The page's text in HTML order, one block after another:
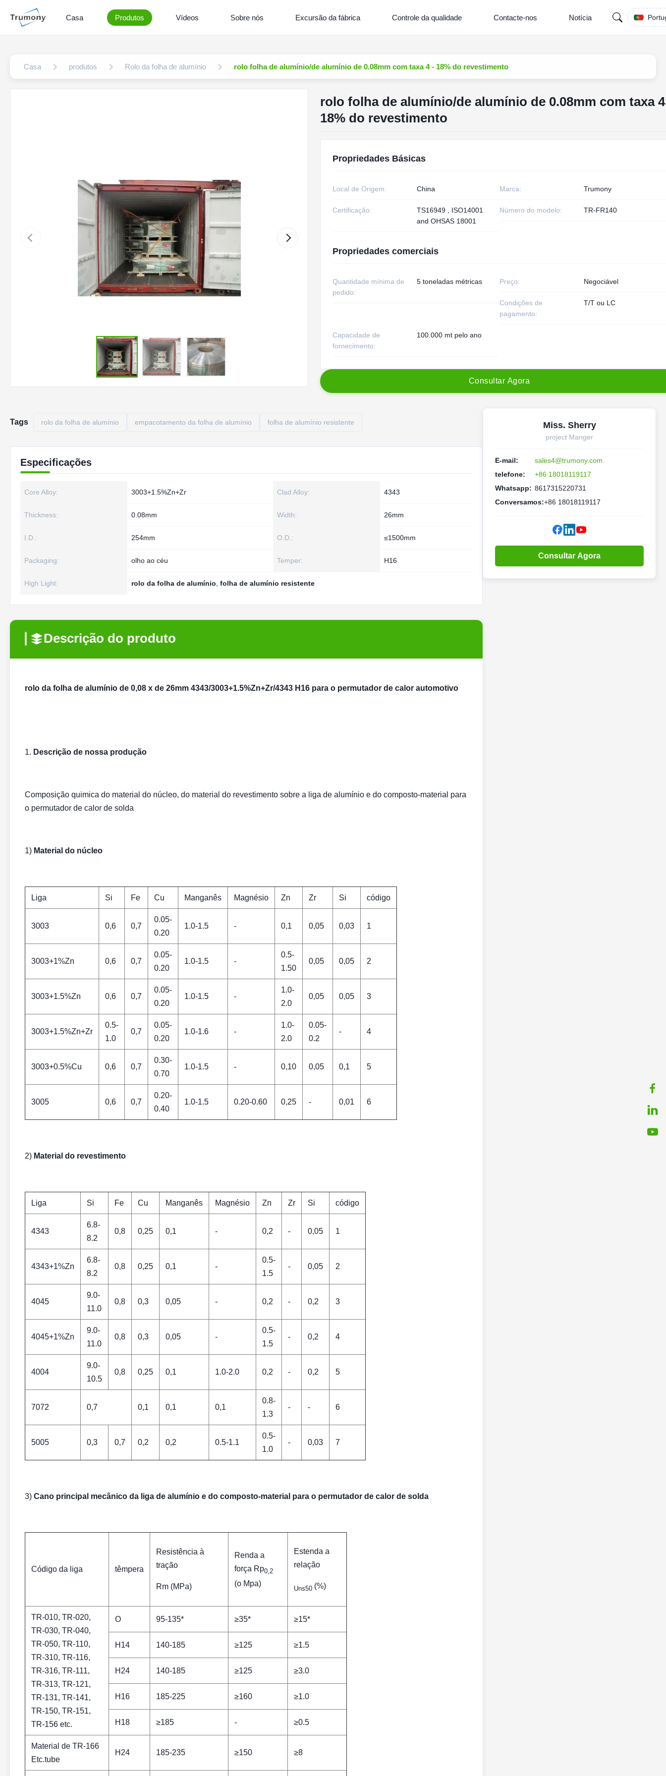
Casa Produtos Vídeos Sobre nós Excursão da fábrica Controle da qualidade Contacte-nos Notícia
Casa produtos Rolo da folha de alumínio rolo folha de alumínio/de alumínio de 0.08mm com taxa 4 - 18% do revestimento
rolo folha de alumínio/de alumínio de 0.08mm com taxa
18% do revestimento
Propriedades Básicas
Local de Origem: China Marca: Trumony
Certificação:
TS16949 , ISO14001
and OHSAS 18001
Número do modelo: TR-FR140
Propriedades comerciais
Quantidade mínima de
pedido:
5 toneladas métricas Preço: Negociável
Condições de
pagamento:
T/T ou LC
Capacidade de
fornecimento:
100.000 mt pelo ano
Consu tar Agora
Tags rolo da folha de alumínio empacotamento da folha de alumínio folha de alumínio resistente
Especificações
Core Alloy: 3003+1.5%Zn+Zr Clad Alloy: 4343
Thickness: 0.08mm Width: 26mm
I.D.: 254mm O.D.: ≤1500mm
Packaging: olho ao céu Temper: H16
High Light: rolo da folha de alumínio folha de alumínio resistente
Descrição do produto
rolo da folha de alumínio de 0,08 x de 26mm 4343/3003+1.5%Zn+Zr/4343 H16 para o permutador de calor automotivo
1. Descrição de nossa produção
Composição quimica do material do núcleo, do material do revestimento sobre a liga de alumínio e do composto-material para
o permutador de calor de solda
1) Material do núcleo
Liga Si Fe Cu Manganês Magnésio Zn Zr Si código
3003 0,6 0,7
0.05-
0.20
1.0-1.5 - 0,1 0,05 0,03 1
3003+1%Zn 0,6 0,7
0.05-
0.20
1.0-1.5 -
0.5-
1.50
0,05 0,05 2
3003+1.5%Zn 0,6 0,7
0.05-
0.20
1.0-1.5 -
1.0-
2.0
0,05 0,05 3
3003+1.5%Zn+Zr
0.5-
1.0
0,7
0.05-
0.20
1.0-1.6 -
1.0-
2.0
0.05-
0.2
- 4
3003+0.5%Cu 0,6 0,7
0.30-
0.70
1.0-1.5 - 0,10 0,05 0,1 5
3005 0,6 0,7
0.20-
0.40
1.0-1.5 0.20-0.60 0,25 - 0,01 6
2) Material do revestimento
Liga Si Fe Cu Manganês Magnésio Zn Zr Si código
4343
6.8-
8.2
0,8 0,25 0,1 - 0,2 - 0,05 1
4343+1%Zn
6.8-
8.2
0,8 0,25 0,1 -
0.5-
1.5
- 0,05 2
4045
9.0-
11.0
0,8 0,3 0,05 - 0,2 - 0,2 3
4045+1%Zn
9.0-
11.0
0,8 0,3 0,05 -
0.5-
1.5
- 0,2 4
4004
9.0-
10.5
0,8 0,25 0,1 1.0-2.0 0,2 - 0,2 5
7072 0,7 0,1 0,1 0,1
0.8-
1.3
- - 6
5005 0,3 0,7 0,2 0,2 0.5-1.1
0.5-
1.0
- 0,03 7
3) Cano principal mecânico da liga de alumínio e do composto-material para o permutador de calor de solda
Código da liga têmpera
Resistência à
tração
Rm (MPa)
Renda a
força Rp0,2
(o Mpa)
Estenda a
relação
Uns50 (%)
TR-010, TR-020,
TR-030, TR-040,
TR-050, TR-110,
TR-310, TR-116,
TR-316, TR-111,
TR-313, TR-121,
TR-131, TR-141,
TR-150, TR-151,
TR-156 etc.
O 95-135* ≥35* ≥15*
H14 140-185 ≥125 ≥1.5
H24 140-185 ≥125 ≥3.0
H16 185-225 ≥160 ≥1.0
H18 ≥185 - ≥0.5
Material de TR-166
Etc.tube
H24 185-235 ≥150 ≥8
Miss. Sherry
project Manger
E-mail:
sales4@trumony.com
telefone:
+86 18018119117
Whatsapp: 8617315220731
Conversamos:+86 18018119117
Consultar Agora